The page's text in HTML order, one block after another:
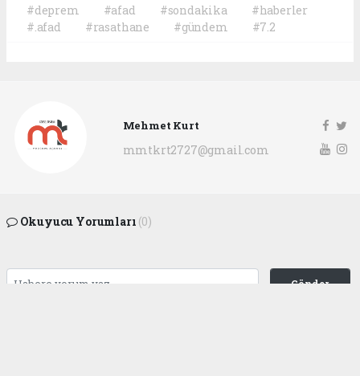
#deprem #afad #sondakika
#haberler
#.afad
#rasathane #gündem #7.2
Mehmet Kurt
mmtkrt2727@gmail.com
Okuyucu Yorumları (0)
Gönder